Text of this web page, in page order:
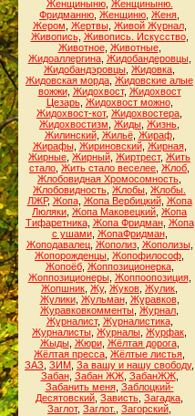
Женщиныню, Женщиныню.
Фридманню Женщиню Женя
Жером Жертвы, Живой Журнал,
Живопись, Живопись. Искусство,
Животное, Животные,
Жидоаллергина, Жидобандеровцы,
Жидобандэровцы Жидовка
Жидовская морда Жидовские алые
вожжи, Жидохвост, Жидохвост
Цезарь, Жидохвост можно,
Жидохвост-кот, Жидохвостера
Жидохвостизм Жиды Жизнь
Жилинский, Жильё, Жираф,
Жирафы, Жириновский, Жирная,
Жирные Жирный Жиртрест, Жить
стало Жить стало веселее Жлоб
Жлобовидная Хромосомность
Жлобовидность Жлобы Жлобы.
ЛЖР, Жопа, Жопа Вербицкий, Жопа
Люляки Жопа Маковецкий Жопа
Тифаретника, Жопа Фридман, Жопа
с ушами, ЖопаФридман,
Жоподавалец, Жополиз, Жополизы,
Жопорожденцы Жопофилософ
Жопоёб, Жоппозиционерка,
Жоппозиционеры, Жоппоопозиция,
Жопшник Жу, Жуков Жулик
Жулики, Жульман, Журавков,
Журавковкомменты Журнал
Журналист, Журналистика,
Журналисты Журналы Журфак
Жыды, Жюри, Жёлтая дорога,
Жёлтая пресса Жёлтые листья
ЗАЗ ЗИМ За вашу и нашу свободу,
Забан, Забан ЖЖ, ЗабанЖЖ,
Забанить меня, Заблоцкий-
Десятовский Зависть Загадка
Заглот, Заглот. Загорский